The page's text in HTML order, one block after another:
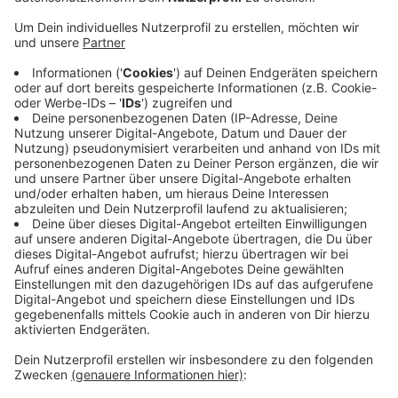
Einschränkungen, Verzicht und Abstand halten.
Lieblingsmenschen treffen, das Wellness-
Wochenende mit der besten Freundin, der
Konzertbesuch oder der Städtetrip mit dem besten
Freund – das alles war und ist nicht im gewohnten
Rahmen möglich. Wir erzählen die emotionalsten
Geschichten und belohnen die Freundschaft mit 1000
Euro. Hier bewerben:
https://www.radiokiepenkerl.de/artikel/lieblingsmensch-
dein-1000-euro-freundschaftsmoment-810390.html
Anzeige